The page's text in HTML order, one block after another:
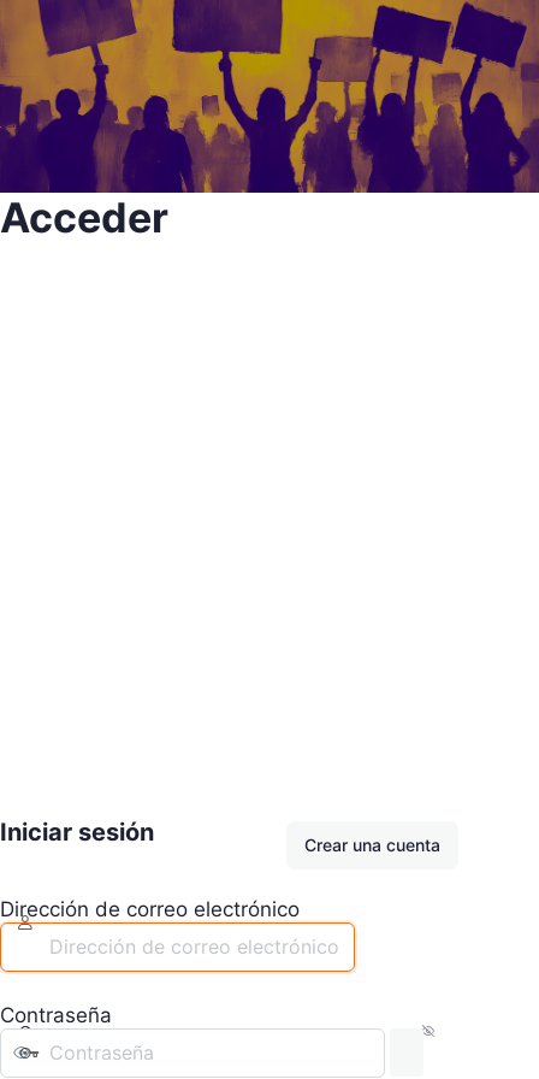
Acceder
Iniciar sesión Crear una cuenta
Dirección de correo electrónico
Contraseña